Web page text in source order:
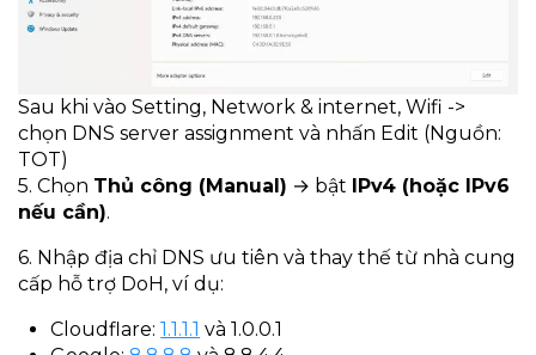
Sau khi vào Setting, Network & internet, Wifi ->
chọn DNS server assignment và nhấn Edit (Nguồn:
TOT)
5. Chọn Thủ công (Manual) → bật IPv4 (hoặc IPv6
nếu cần).
6. Nhập địa chỉ DNS ưu tiên và thay thế từ nhà cung
cấp hỗ trợ DoH, ví dụ:
Cloudflare:1.1.1.1 và 1.0.0.1